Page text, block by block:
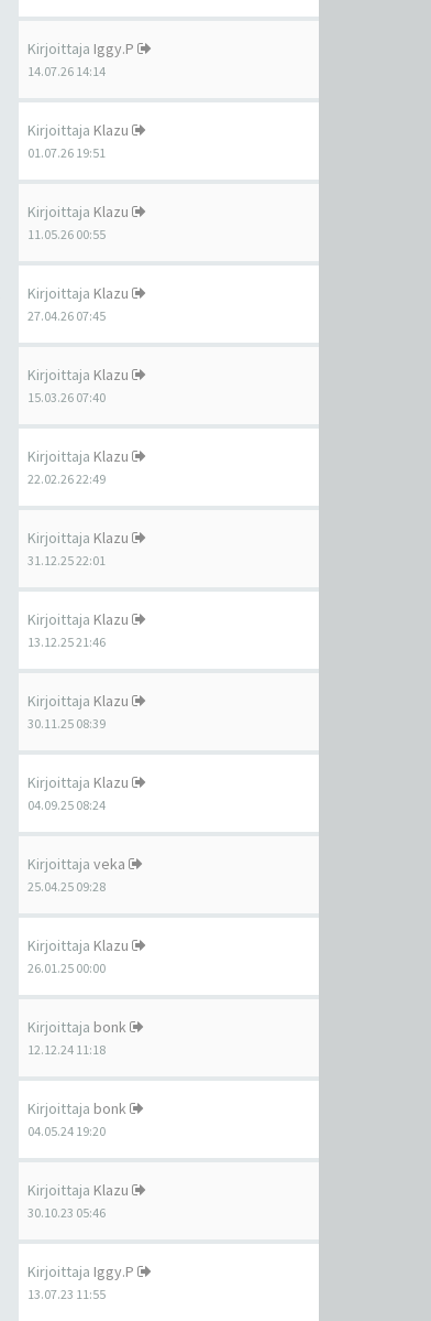
Kirjoittaja Iggy.P
14.07.26 14:14
Kirjoittaja Klazu
01.07.26 19:51
Kirjoittaja Klazu
11.05.26 00:55
Kirjoittaja Klazu
27.04.26 07:45
Kirjoittaja Klazu
15.03.26 07:40
Kirjoittaja Klazu
22.02.26 22:49
Kirjoittaja Klazu
31.12.25 22:01
Kirjoittaja Klazu
13.12.25 21:46
Kirjoittaja Klazu
30.11.25 08:39
Kirjoittaja Klazu
04.09.25 08:24
Kirjoittaja veka
25.04.25 09:28
Kirjoittaja Klazu
26.01.25 00:00
Kirjoittaja bonk
12.12.24 11:18
Kirjoittaja bonk
04.05.24 19:20
Kirjoittaja Klazu
30.10.23 05:46
Kirjoittaja Iggy.P
13.07.23 11:55